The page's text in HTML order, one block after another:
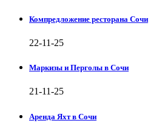
Компредложение ресторана Сочи
22-11-25
Маркизы и Перголы в Сочи
21-11-25
Аренда Яхт в Сочи